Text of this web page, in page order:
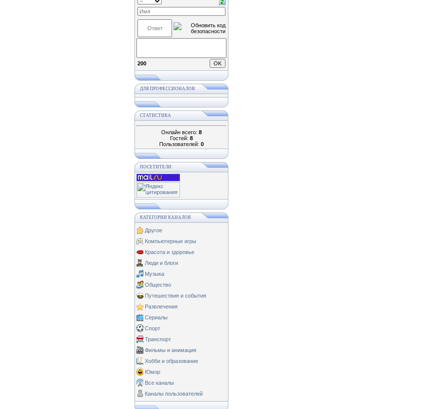
200
ДЛЯ ПРОФЕССИОНАЛОВ
СТАТИСТИКА
Онлайн всего: 8
Гостей: 8
Пользователей: 0
ПОСЕТИТЕЛИ
КАТЕГОРИИ КАНАЛОВ
Другое
Компьютерные игры
Красота и здоровье
Люди и блоги
Музыка
Общество
Путешествия и события
Развлечения
Сериалы
Спорт
Транспорт
Фильмы и анимация
Хобби и образование
Юмор
Все каналы
Каналы пользователей